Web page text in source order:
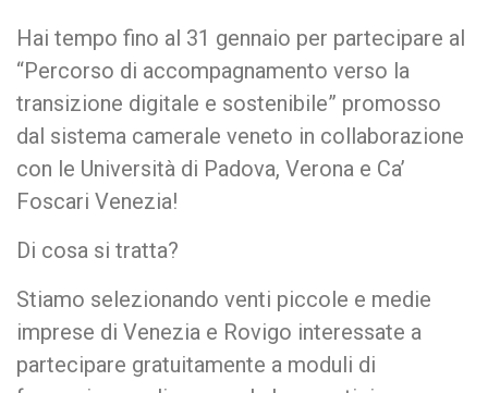
Hai tempo fino al 31 gennaio per partecipare al
“Percorso di accompagnamento verso la
transizione digitale e sostenibile” promosso
dal sistema camerale veneto in collaborazione
con le Università di Padova, Verona e Ca’
Foscari Venezia!
Di cosa si tratta?
Stiamo selezionando venti piccole e medie
imprese di Venezia e Rovigo interessate a
partecipare gratuitamente a moduli di